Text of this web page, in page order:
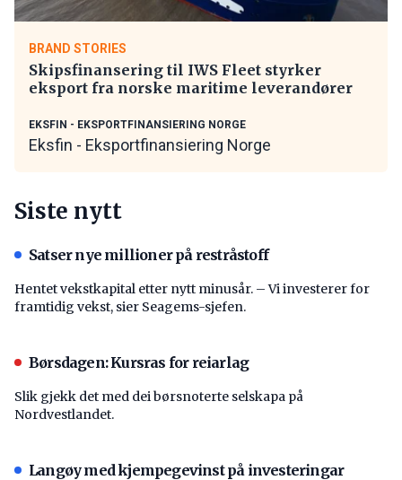
BRAND STORIES
Skipsfinansering til IWS Fleet styrker
eksport fra norske maritime leverandører
EKSFIN - EKSPORTFINANSIERING NORGE
Eksfin - Eksportfinansiering Norge
Siste nytt
Satser nye millioner på restråstoff
Hentet vekstkapital etter nytt minusår. – Vi investerer for
framtidig vekst, sier Seagems-sjefen.
Børsdagen: Kursras for reiarlag
Slik gjekk det med dei børsnoterte selskapa på
Nordvestlandet.
Langøy med kjempegevinst på investeringar